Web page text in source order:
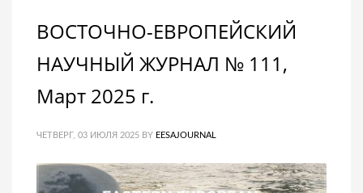
ВОСТОЧНО-ЕВРОПЕЙСКИЙ
НАУЧНЫЙ ЖУРНАЛ № 111,
Март 2025 г.
ЧЕТВЕРГ, 03 ИЮЛЯ 2025 BY EESAJOURNAL